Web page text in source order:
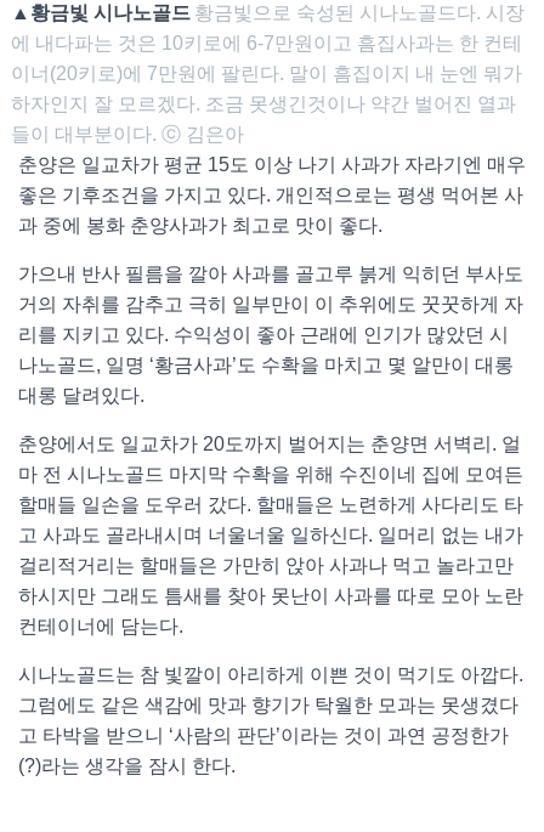
▲황금빛 시나노골드 황금빛으로 숙성된 시나노골드다. 시장
에 내다파는 것은 10키로에 6-7만원이고 흠집사과는 한 컨테
이너(20키로)에 7만원에 팔린다. 말이 흠집이지 내 눈엔 뭐가
하자인지 잘 모르겠다. 조금 못생긴것이나 약간 벌어진 열과
들이 대부분이다. ⓒ 김은아
춘양은 일교차가 평균 15도 이상 나기 사과가 자라기엔 매우
좋은 기후조건을 가지고 있다. 개인적으로는 평생 먹어본 사
과 중에 봉화 춘양사과가 최고로 맛이 좋다.
가으내 반사 필름을 깔아 사과를 골고루 붉게 익히던 부사도
거의 자취를 감추고 극히 일부만이 이 추위에도 꿋꿋하게 자
리를 지키고 있다. 수익성이 좋아 근래에 인기가 많았던 시
나노골드, 일명 ‘황금사과’도 수확을 마치고 몇 알만이 대롱
대롱 달려있다.
춘양에서도 일교차가 20도까지 벌어지는 춘양면 서벽리. 얼
마 전 시나노골드 마지막 수확을 위해 수진이네 집에 모여든
할매들 일손을 도우러 갔다. 할매들은 노련하게 사다리도 타
고 사과도 골라내시며 너울너울 일하신다. 일머리 없는 내가
걸리적거리는 할매들은 가만히 앉아 사과나 먹고 놀라고만
하시지만 그래도 틈새를 찾아 못난이 사과를 따로 모아 노란
컨테이너에 담는다.
시나노골드는 참 빛깔이 아리하게 이쁜 것이 먹기도 아깝다.
그럼에도 같은 색감에 맛과 향기가 탁월한 모과는 못생겼다
고 타박을 받으니 ‘사람의 판단’이라는 것이 과연 공정한가
(?)라는 생각을 잠시 한다.